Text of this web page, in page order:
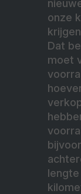
onze
Dat
moet